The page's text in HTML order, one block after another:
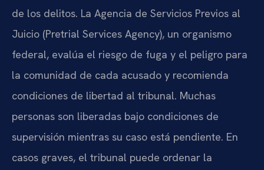
de los delitos. La Agencia de Servicios Previos al
Juicio (Pretrial Services Agency), un organismo
federal, evalúa el riesgo de fuga y el peligro para
la comunidad de cada acusado y recomienda
condiciones de libertad al tribunal. Muchas
personas son liberadas bajo condiciones de
supervisión mientras su caso está pendiente. En
casos graves, el tribunal puede ordenar la